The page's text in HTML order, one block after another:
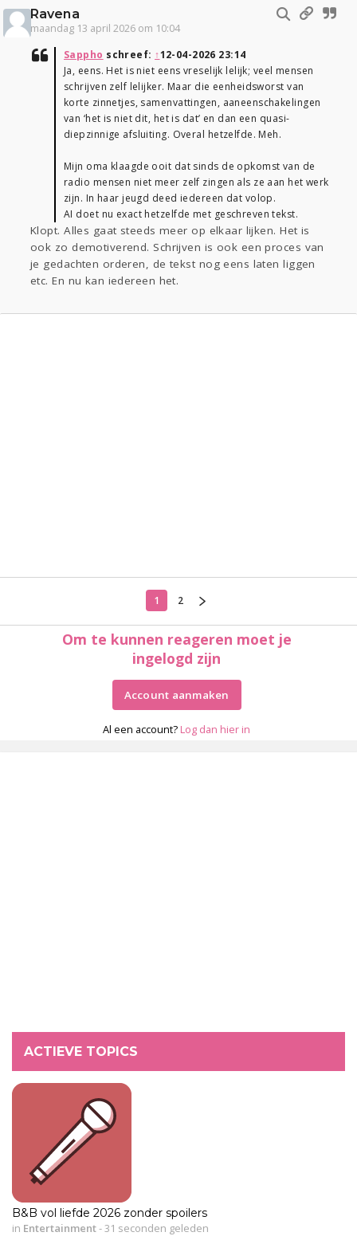
Ravena
maandag 13 april 2026 om 10:04
Sappho schreef: ↑12-04-2026 23:14
Ja, eens. Het is niet eens vreselijk lelijk; veel mensen
schrijven zelf lelijker. Maar die eenheidsworst van
korte zinnetjes, samenvattingen, aaneenschakelingen
van ‘het is niet dit, het is dat’ en dan een quasi-
diepzinnige afsluiting. Overal hetzelfde. Meh.
Mijn oma klaagde ooit dat sinds de opkomst van de
radio mensen niet meer zelf zingen als ze aan het werk
zijn. In haar jeugd deed iedereen dat volop.
AI doet nu exact hetzelfde met geschreven tekst.
Klopt. Alles gaat steeds meer op elkaar lijken. Het is
ook zo demotiverend. Schrijven is ook een proces van
je gedachten orderen, de tekst nog eens laten liggen
etc. En nu kan iedereen het.
1 2
Om te kunnen reageren moet je
ingelogd zijn
Account aanmaken
Al een account? Log dan hier in
ACTIEVE TOPICS
B&B vol liefde 2026 zonder spoilers
in Entertainment-31 seconden geleden